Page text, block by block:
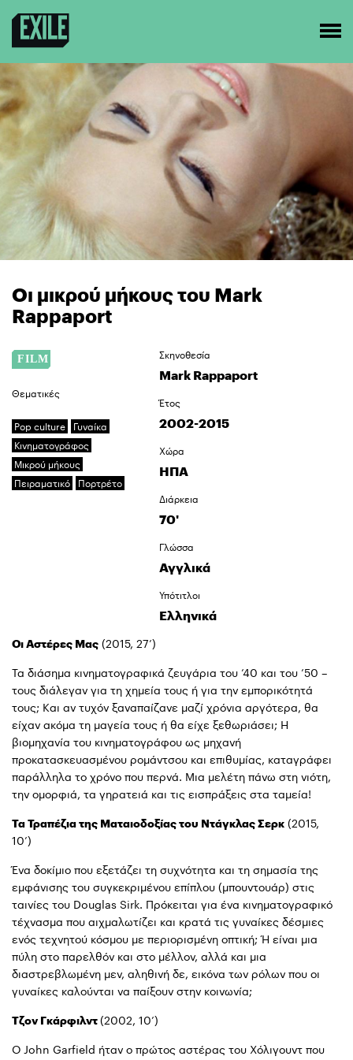
Οι μικρού μήκους του Mark
Rappaport
Θεματικές
Pop culture
Γυναίκα
Κινηματογράφος
Μικρού μήκους
Πειραματικό
Πορτρέτο
Σκηνοθεσία
Mark Rappaport
Έτος
2002-2015
Χώρα
ΗΠΑ
Διάρκεια
70'
Γλώσσα
Αγγλικά
Υπότιτλοι
Ελληνικά
Οι Αστέρες Μας (2015, 27’)
Τα διάσημα κινηματογραφικά ζευγάρια του ’40 και του ’50 –
τους διάλεγαν για τη χημεία τους ή για την εμπορικότητά
τους; Και αν τυχόν ξαναπαίζανε μαζί χρόνια αργότερα, θα
είχαν ακόμα τη μαγεία τους ή θα είχε ξεθωριάσει; Η
βιομηχανία του κινηματογράφου ως μηχανή
προκατασκευασμένου ρομάντσου και επιθυμίας, καταγράφει
παράλληλα το χρόνο που περνά. Μια μελέτη πάνω στη νιότη,
την ομορφιά, τα γηρατειά και τις εισπράξεις στα ταμεία!
Τα Τραπέζια της Ματαιοδοξίας του Ντάγκλας Σερκ (2015,
10’)
Ένα δοκίμιο που εξετάζει τη συχνότητα και τη σημασία της
εμφάνισης του συγκεκριμένου επίπλου (μπουντουάρ) στις
ταινίες του Douglas Sirk. Πρόκειται για ένα κινηματογραφικό
τέχνασμα που αιχμαλωτίζει και κρατά τις γυναίκες δέσμιες
ενός τεχνητού κόσμου με περιορισμένη οπτική; Ή είναι μια
πύλη στο παρελθόν και στο μέλλον, αλλά και μια
διαστρεβλωμένη μεν, αληθινή δε, εικόνα των ρόλων που οι
γυναίκες καλούνται να παίξουν στην κοινωνία;
Τζον Γκάρφιλντ(2002, 10’)
Ο John Garfield ήταν ο πρώτος αστέρας του Χόλιγουντ που